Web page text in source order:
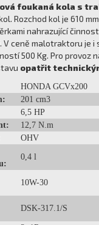
foukaná kola s
Rozchod kol je 610
nahrazující
V ceně malotraktoru je i
500 Kg. Pro provoz
opatřit
HONDA GCVx200
201 cm3
6,5 HP
12,7 N.m
OHV
0,4 l
10W-30
DSK-317.1/S